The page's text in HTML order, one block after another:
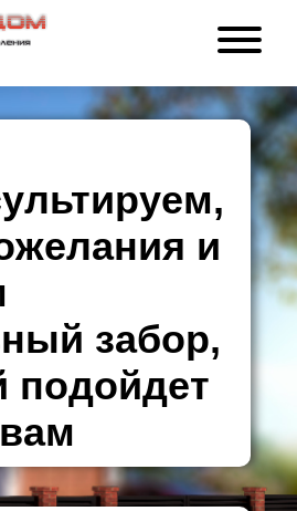
и
забор,
подойдет